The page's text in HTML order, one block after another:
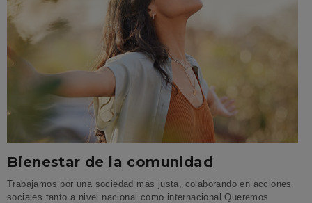
Bienestar de la comunidad
Trabajamos por una sociedad más justa, colaborando en acciones
sociales tanto a nivel nacional como internacional.​ Queremos